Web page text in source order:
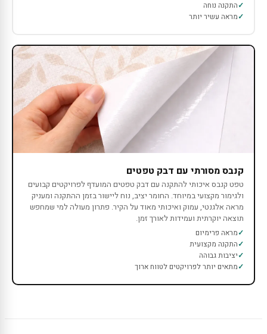
התקנה נוחה
מראה עשיר יותר
קנבס מסורתי עם דבק טפטים
טפט קנבס איכותי להתקנה עם דבק טפטים המועדף לפרויקטים קבועים
ולגימור מקצועי במיוחד. החומר יציב, נוח ליישור בזמן ההתקנה ומעניק
מראה אלגנטי, עמוק ואיכותי מאוד על הקיר. פתרון מעולה למי שמחפש
תוצאה יוקרתית ועמידות לאורך זמן.
מראה פרימיום
התקנה מקצועית
יציבות גבוהה
מתאים יותר לפרויקטים לטווח ארוך